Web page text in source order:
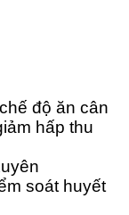
độ ăn cân
hấp thu
soát huyết